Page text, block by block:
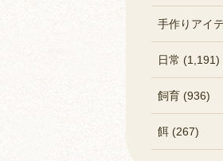
手作りアイ
日常 (1,191)
飼育 (936)
餌 (267)